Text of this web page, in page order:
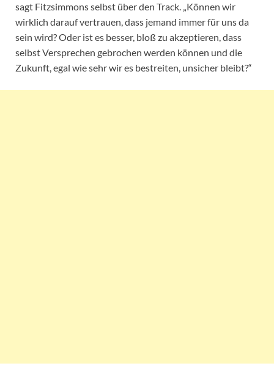
sagt Fitzsimmons selbst über den Track. „Können wir
wirklich darauf vertrauen, dass jemand immer für uns da
sein wird? Oder ist es besser, bloß zu akzeptieren, dass
selbst Versprechen gebrochen werden können und die
Zukunft, egal wie sehr wir es bestreiten, unsicher bleibt?“